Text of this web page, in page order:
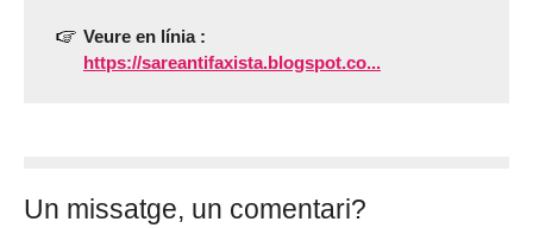
Veure en línia :
https://sareantifaxista.blogspot.co...
Un missatge, un comentari?